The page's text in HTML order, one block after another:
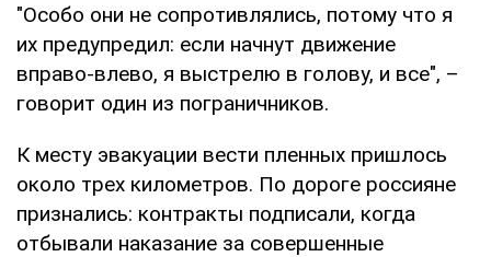
"Особо они не сопротивлялись, потому что я
их предупредил: если начнут движение
вправо-влево, я выстрелю в голову, и все", –
говорит один из пограничников.
К месту эвакуации вести пленных пришлось
около трех километров. По дороге россияне
признались: контракты подписали, когда
отбывали наказание за совершенные